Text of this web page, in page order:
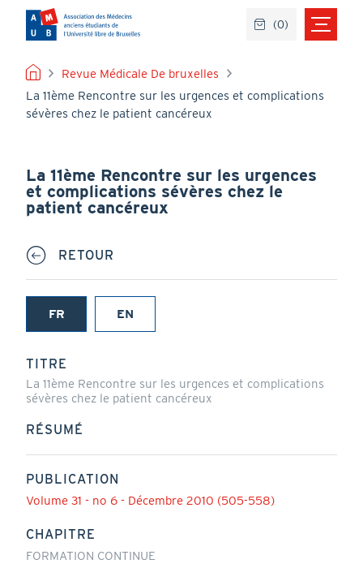
contenu
principal
FIL
D'ARIANE
Revue Médicale De bruxelles
La 11ème Rencontre sur les urgences et complications
sévères chez le patient cancéreux
La 11ème Rencontre sur les urgences
et complications sévères chez le
patient cancéreux
RETOUR
FR
(onglet
EN
TITRE
La 11ème Rencontre sur les urgences et complications
sévères chez le patient cancéreux
RÉSUMÉ
PUBLICATION
Volume 31 - no 6 - Décembre 2010 (505-558)
CHAPITRE
FORMATION CONTINUE
(0)